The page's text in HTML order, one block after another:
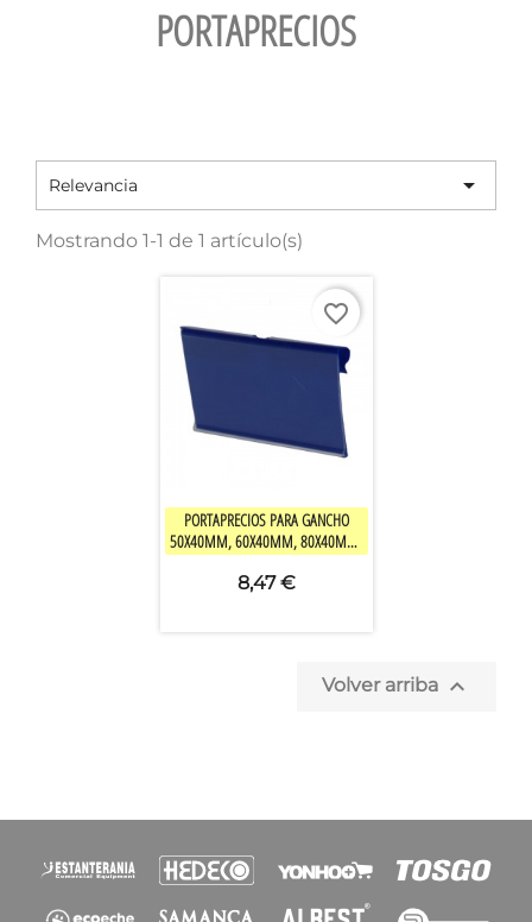
PORTAPRECIOS
Relevancia 
Mostrando 1-1 de 1 artículo(s)
Vista rápida
PORTAPRECIOS PARA GANCHO
50X40MM, 60X40MM, 80X40MM,
8,47 €
favorite_border
Volver arriba 